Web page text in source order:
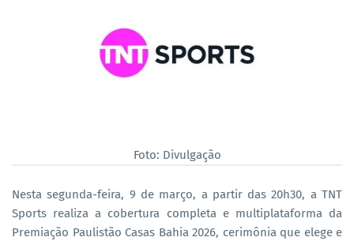
Foto: Divulgação
Nesta segunda-feira, 9 de março, a partir das 20h30, a TNT
Sports realiza a cobertura completa e multiplataforma da
Premiação Paulistão Casas Bahia 2026, cerimônia que elege e